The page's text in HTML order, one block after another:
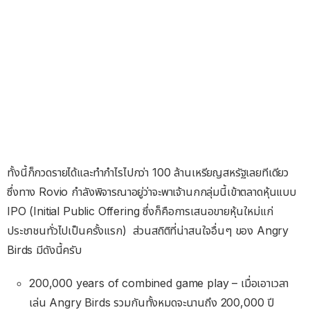
ทั้งนี้ก็กวดรายได้และทำกำไรไปกว่า 100 ล้านเหรียญสหรัฐเลยทีเดียว
ซึ่งทาง Rovio กำลังพิจารณาอยู่ว่าจะพาเจ้านกกลุ่มนี้เข้าตลาดหุ้นแบบ
IPO (Initial Public Offering ซึ่งก็คือการเสนอขายหุ้นใหม่แก่
ประชาชนทั่วไปเป็นครั้งแรก) ส่วนสถิติที่น่าสนใจอื่นๆ ของ Angry
Birds มีดังนี้ครับ
200,000 years of combined game play – เมื่อเอาเวลา
เล่น Angry Birds รวมกันทั้งหมดจะนานถึง 200,000 ปี